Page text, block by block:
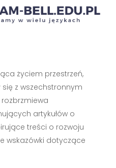
życiem przestrzeń,
się z wszechstronnym
artykułów o
treści o rozwoju
wskazówki dotyczące